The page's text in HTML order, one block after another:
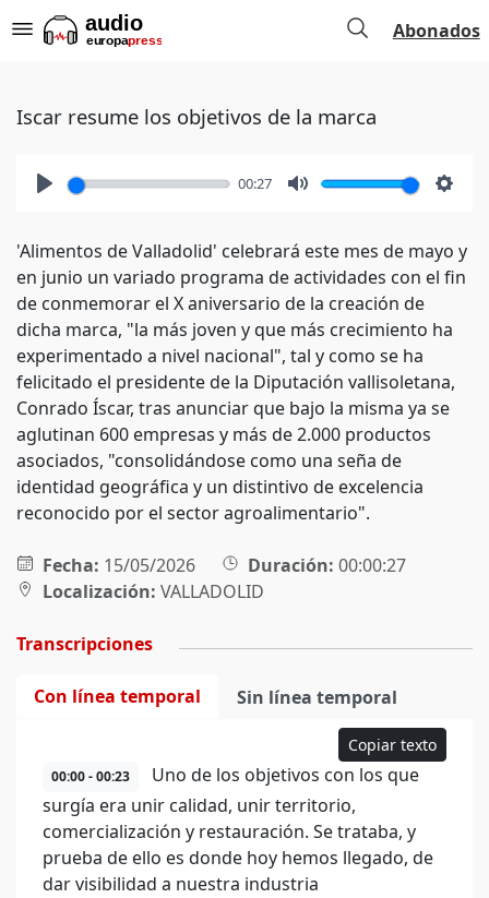
Abonados
Iscar resume los objetivos de la marca
00:27
'Alimentos de Valladolid' celebrará este mes de mayo y
en junio un variado programa de actividades con el fin
de conmemorar el X aniversario de la creación de
dicha marca, "la más joven y que más crecimiento ha
experimentado a nivel nacional", tal y como se ha
felicitado el presidente de la Diputación vallisoletana,
Conrado Íscar, tras anunciar que bajo la misma ya se
aglutinan 600 empresas y más de 2.000 productos
asociados, "consolidándose como una seña de
identidad geográfica y un distintivo de excelencia
reconocido por el sector agroalimentario".
Fecha: 15/05/2026 Duración: 00:00:27
Localización: VALLADOLID
Transcripciones
Con línea temporal Sin línea temporal
Copiar texto
00:00 - 00:23
Uno de los objetivos con los que
surgía era unir calidad, unir territorio,
comercialización y restauración. Se trataba, y
prueba de ello es donde hoy hemos llegado, de
dar visibilidad a nuestra industria